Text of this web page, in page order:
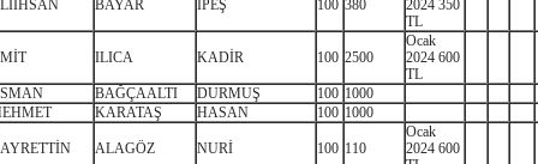
BAYAR İPEŞ 100 380
2024 350
TL
ILICA KADİR 100 2500
Ocak
2024 600
TL
BAĞÇAALTI DURMUŞ 100 1000
KARATAŞ HASAN 100 1000
ALAGÖZ NURİ 100 110
Ocak
2024 600